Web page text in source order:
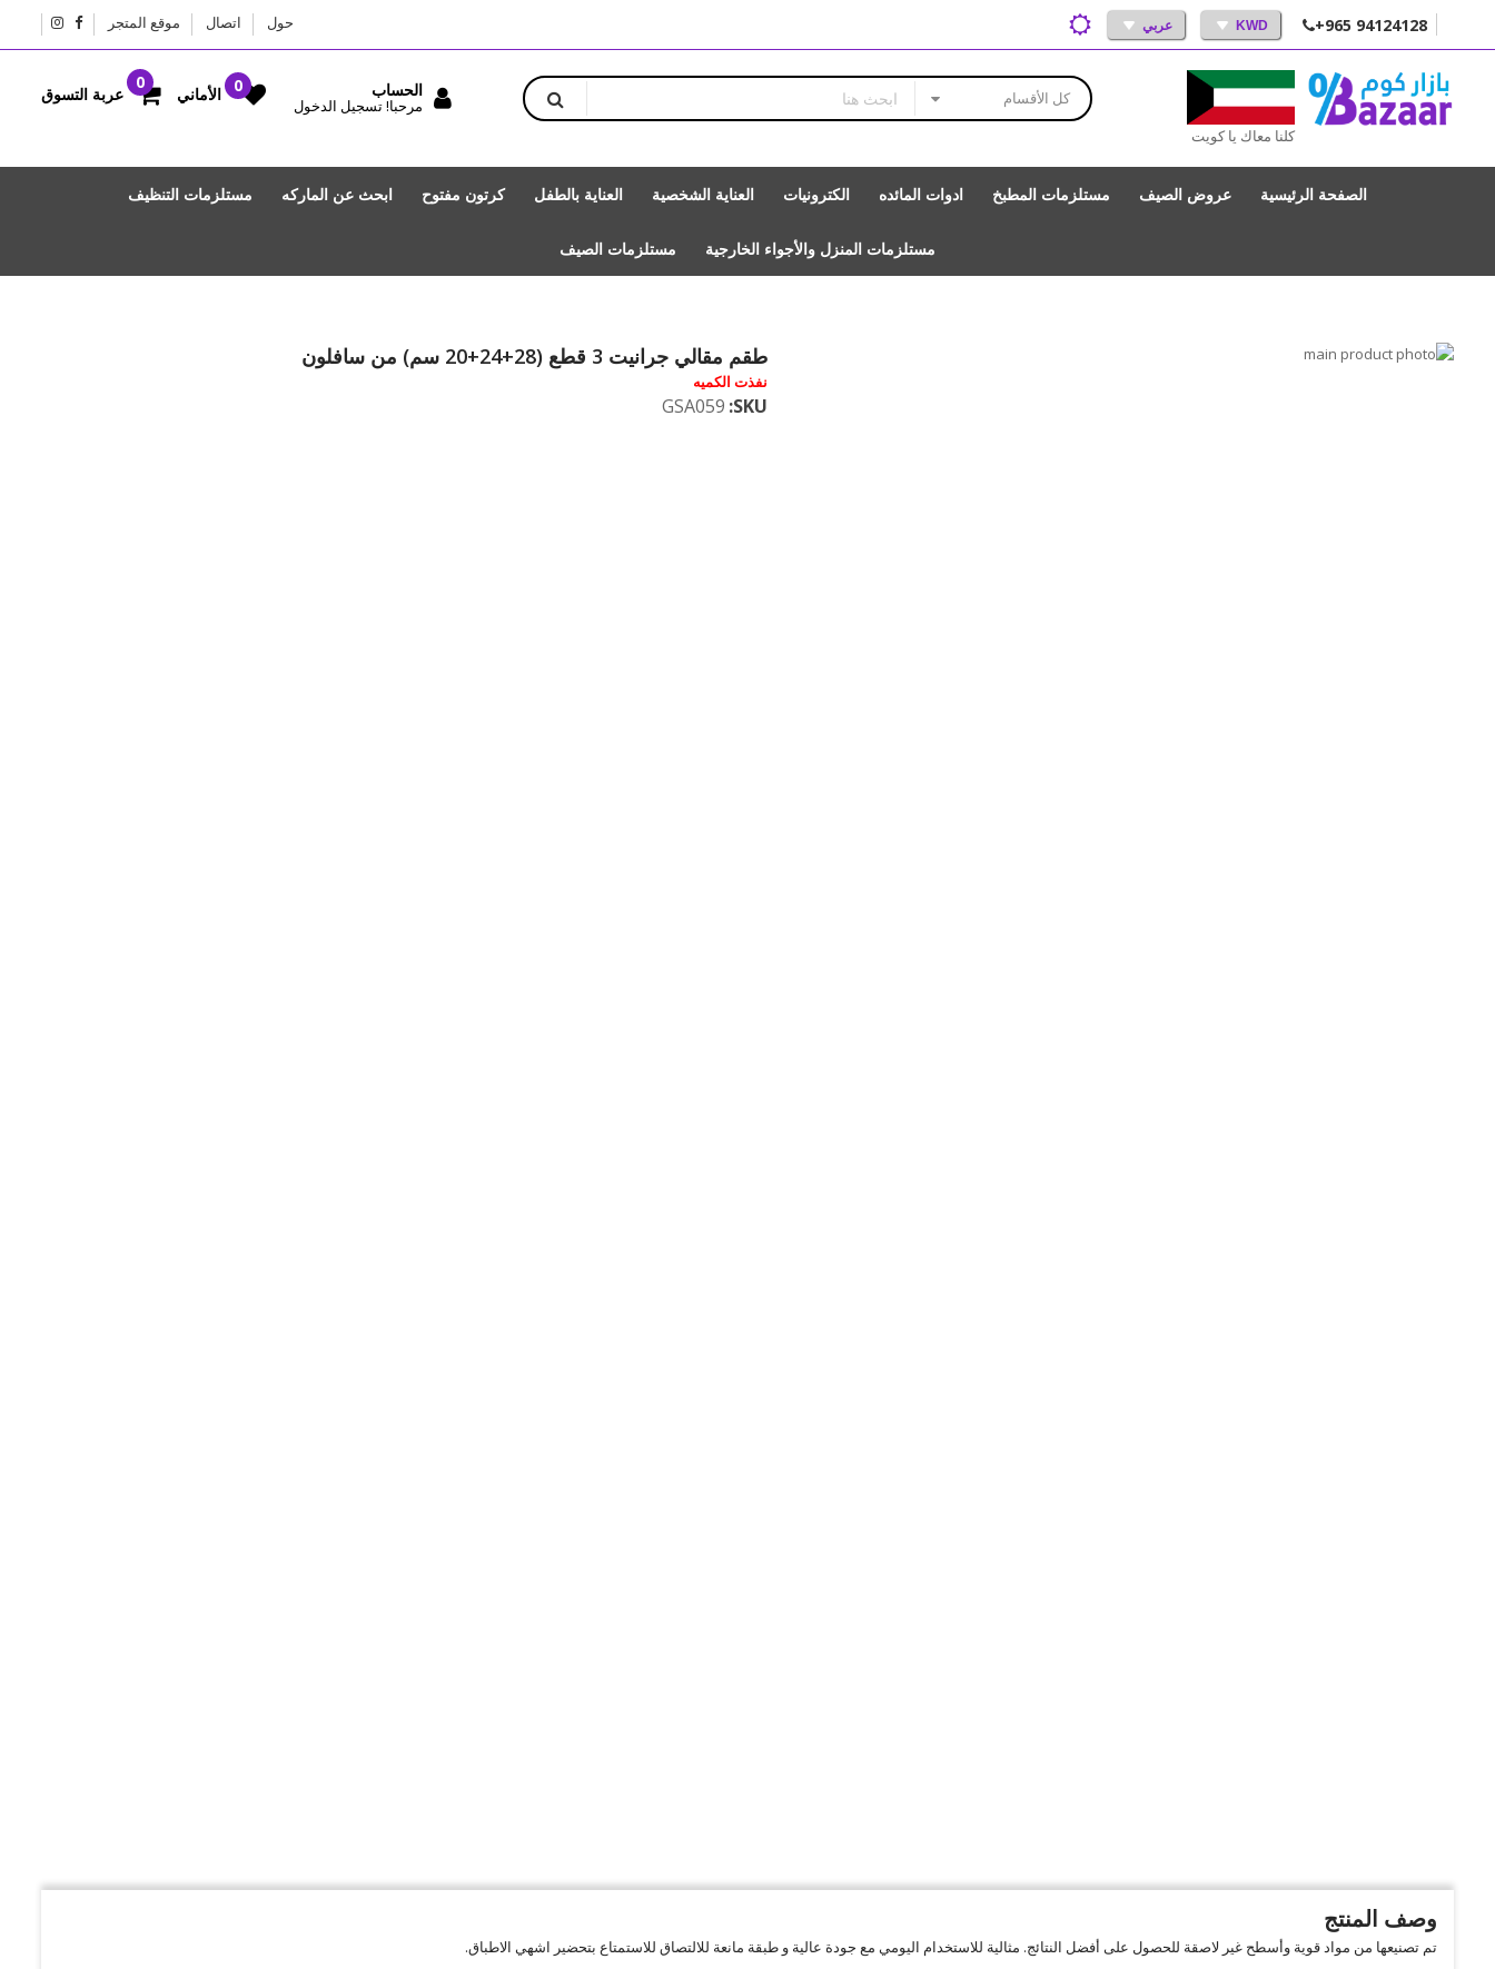
+965 94124128
KWD عربي حول اتصال موقع المتجر
كلنا معاك يا كويت
كل الأقسام
الصفحة الرئيسية عروض الصيف مستلزمات المطبخ ادوات المائده الكترونيات العناية الشخصية العناية بالطفل كرتون مفتوح ابحث عن الماركه مستلزمات التنظيف
مستلزمات المنزل والأجواء الخارجية مستلزمات الصيف
الحساب
مرحبا! تسجيل الدخول
الأماني عربة التسوق
انتقل
طقم مقالي جرانيت 3 قطع (28+24+20 سم) من سافلون
نفذت الكميه
SKU
GSA059
وصف المنتج
تم تصنيعها من مواد قوية وأسطح غير لاصقة للحصول على أفضل النتائج. مثالية للاستخدام اليومي مع جودة عالية و طبقة مانعة للالتصاق للاستمتاع بتحضير اشهي الاطباق.